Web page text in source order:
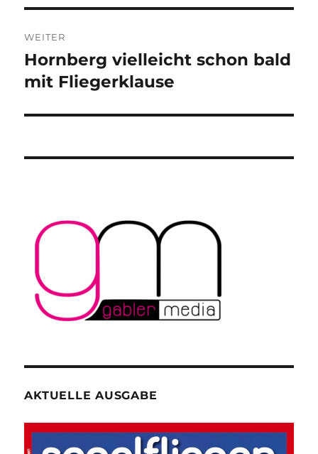
WEITER
Nächster
Beitrag:
Hornberg vielleicht schon bald
mit Fliegerklause
AKTUELLE AUSGABE